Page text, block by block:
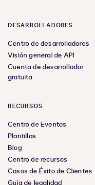
DESARROLLADORES
Centro de desarrolladores
Visión general de API
Cuenta de desarrollador
gratuita
RECURSOS
Centro de Eventos
Plantillas
Blog
Centro de recursos
Casos de Éxito de Clientes
Guía de legalidad